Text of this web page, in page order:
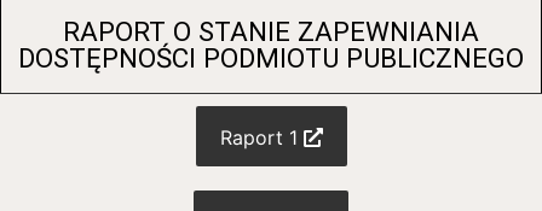
RAPORT O STANIE ZAPEWNIANIA
DOSTĘPNOŚCI PODMIOTU PUBLICZNEGO
Raport 1